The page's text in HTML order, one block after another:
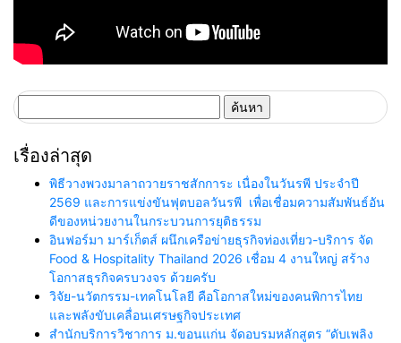
สำหรับ:
เรื่องล่าสุด
พิธีวางพวงมาลาถวายราชสักการะ เนื่องในวันรพี ประจำปี
2569 และการแข่งขันฟุตบอลวันรพี เพื่อเชื่อมความสัมพันธ์อัน
ดีของหน่วยงานในกระบวนการยุติธรรม
อินฟอร์มา มาร์เก็ตส์ ผนึกเครือข่ายธุรกิจท่องเที่ยว-บริการ จัด
Food & Hospitality Thailand 2026 เชื่อม 4 งานใหญ่ สร้าง
โอกาสธุรกิจครบวงจร ด้วยครับ
วิจัย-นวัตกรรม-เทคโนโลยี คือโอกาสใหม่ของคนพิการไทย
และพลังขับเคลื่อนเศรษฐกิจประเทศ
สำนักบริการวิชาการ ม.ขอนแก่น จัดอบรมหลักสูตร “ดับเพลิง